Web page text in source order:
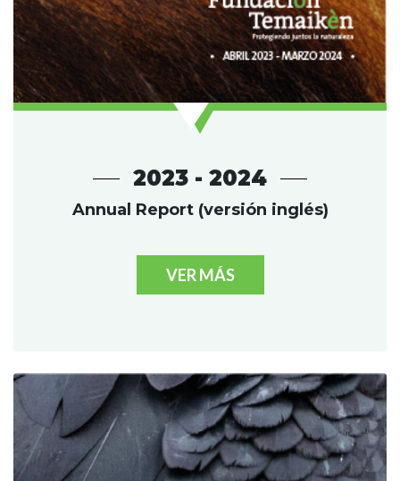
2023 - 2024
Annual Report (versión inglés)
VER MÁS